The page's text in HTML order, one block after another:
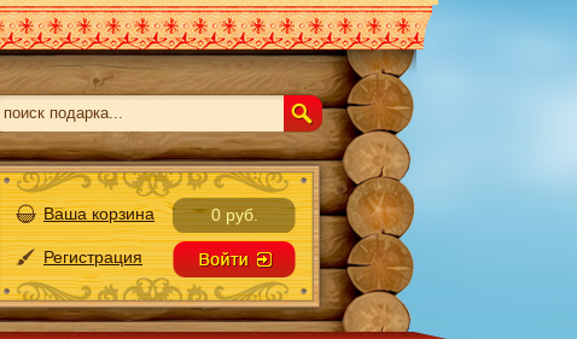
Ваша корзина 0 руб.
Регистрация